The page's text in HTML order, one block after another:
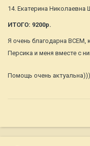
14. Екатерина Николаевна
ИТОГО: 9200р.
Я очень благодарна ВСЕМ,
Персика и меня вместе с
Помощь очень